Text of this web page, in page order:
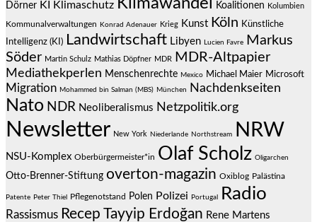
Dörner KI Klimaschutz Koalitionen Kolumbien
Kommunalverwaltungen Konrad Adenauer Krieg Kunst Köln Künstliche
Intelligenz (KI) Landwirtschaft Libyen Lucien Favre
Markus
Söder Martin Schulz Mathias Döpfner MDR MDR-Altpapier
Mediathekperlen Menschenrechte Mexico Michael Maier Microsoft
Migration Mohammed bin Salman (MBS) München Nachdenkseiten
Nato NDR Neoliberalismus Netzpolitik.org
Newsletter New York Niederlande Northstream NRW
NSU-Komplex Oberbürgermeister*in Olaf Scholz Oligarchen
Otto-Brenner-Stiftung overton-magazin Oxiblog Palästina
Patente Peter Thiel Pflegenotstand Polen Polizei Portugal Radio
Rassismus Recep Tayyip Erdoğan Rene Martens